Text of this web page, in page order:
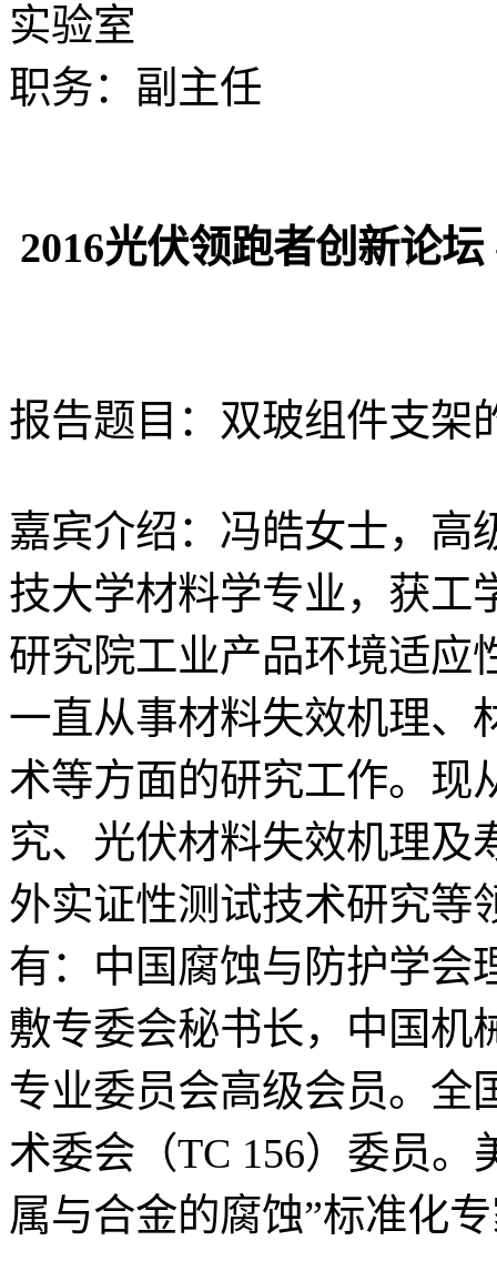
实验室
职务：副主任
2016光伏领跑者创新论
报告题目：双玻组件支架
嘉宾介绍：冯皓女士，高
技大学材料学专业，获工
研究院工业产品环境适应
一直从事材料失效机理、
术等方面的研究工作。现
究、光伏材料失效机理及
外实证性测试技术研究等
有：中国腐蚀与防护学会
敷专委会秘书长，中国机
专业委员会高级会员。全
术委会（TC 156）委员
属与合金的腐蚀”标准化